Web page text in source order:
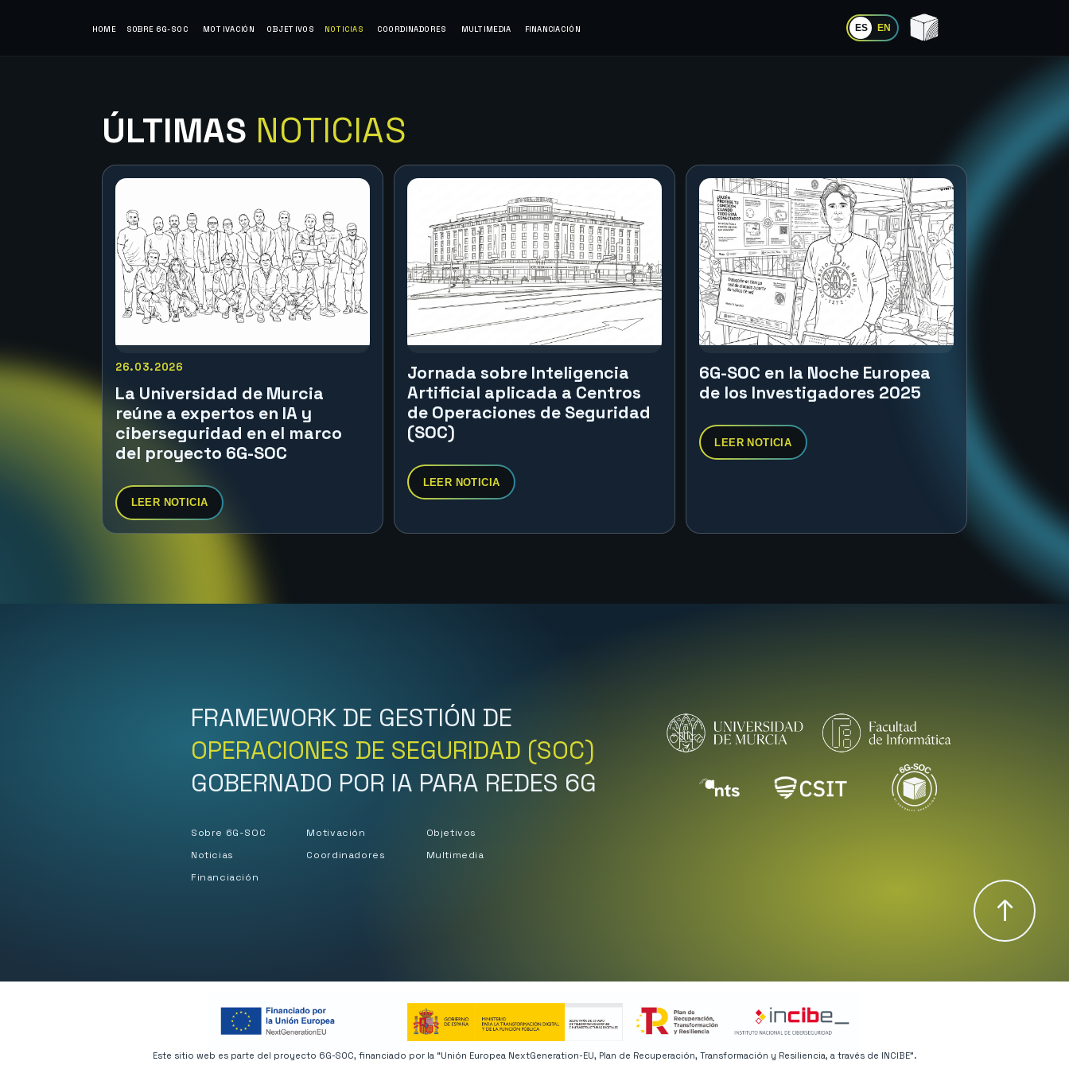
HOME SOBRE 6G-SOC MOTIVACIÓN OBJETIVOS NOTICIAS COORDINADORES MULTIMEDIA FINANCIACIÓN ES EN
ÚLTIMAS NOTICIAS
26.03.2026
La Universidad de Murcia
reúne a expertos en IA y
ciberseguridad en el marco
del proyecto 6G-SOC
LEER NOTICIA
Jornada sobre Inteligencia
Artificial aplicada a Centros
de Operaciones de Seguridad
(SOC)
LEER NOTICIA
6G-SOC en la Noche Europea
de los Investigadores 2025
LEER NOTICIA
FRAMEWORK DE GESTIÓN DE
OPERACIONES DE SEGURIDAD (SOC)
GOBERNADO POR IA PARA REDES 6G
Sobre 6G-SOC Motivación
Objetivos
Noticias
Coordinadores
Multimedia
Financiación
↑
Este sitio web es parte del proyecto 6G-SOC, financiado por la “Unión Europea NextGeneration-EU, Plan de Recuperación, Transformación y Resiliencia, a través de INCIBE”.